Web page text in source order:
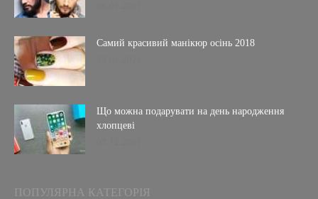
Самий красивий манікюр осінь 2018
Що можна подарувати на день народження
хлопцеві
ПОПУЛЯРНА КАТЕГОРІЯ